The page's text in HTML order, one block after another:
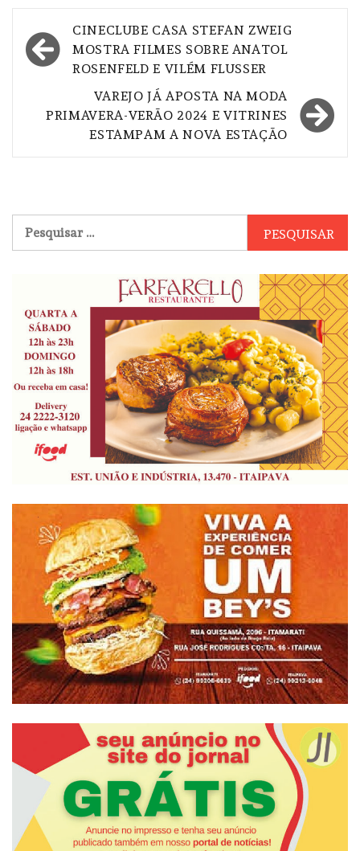
Navegação
de
CINECLUBE CASA STEFAN ZWEIG
MOSTRA FILMES SOBRE ANATOL
ROSENFELD E VILÉM FLUSSER
VAREJO JÁ APOSTA NA MODA
PRIMAVERA-VERÃO 2024 E VITRINES
ESTAMPAM A NOVA ESTAÇÃO